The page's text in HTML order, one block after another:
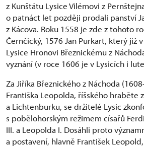
z Kunštátu Lysice Vilémovi z
o patnáct let později prodali panství
z Kácova. Roku 1558 je zde z tohoto
Černčický, 1576 Jan Purkart, který již
Lysice Hronovi Březnickému z
vyznání (v roce 1606 je v Lysicích i
Za Jiříka Březnického z Náchoda
Františka Leopolda, říšského hraběte
a Lichtenburku, se držitelé Lysic
s pobělohorským režimem císařů
III. a Leopolda I. Dosáhli proto
a postavení, hlavně František